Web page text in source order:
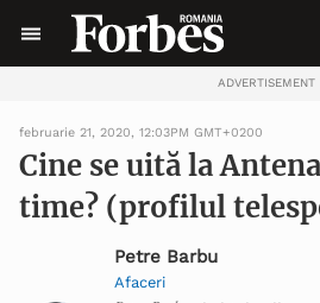
ADVERTISEMENT
februarie 21, 2020, 12:03PM GMT+0200
Cine se uită la
time? (profilul
Petre Barbu
Afaceri